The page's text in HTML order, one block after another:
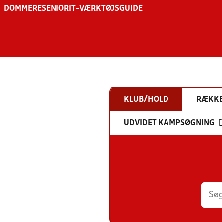
DOMMERESENIOR IT-VÆRKTØJSGUIDE
KLUB/HOLD
UDVIDET KAMPSØGNING